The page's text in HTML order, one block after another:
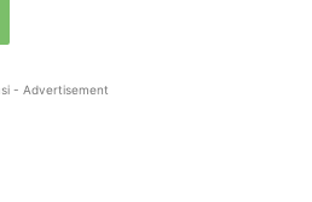
- Advertisement